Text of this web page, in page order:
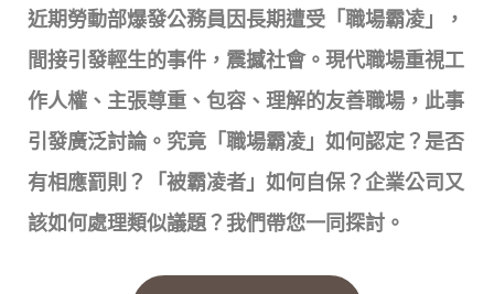
近期勞動部爆發公務員因長期遭受「職場霸凌」，
間接引發輕生的事件，震撼社會。現代職場重視工
作人權、主張尊重、包容、理解的友善職場，此事
引發廣泛討論。究竟「職場霸凌」如何認定？是否
有相應罰則？「被霸凌者」如何自保？企業公司又
該如何處理類似議題？我們帶您一同探討。